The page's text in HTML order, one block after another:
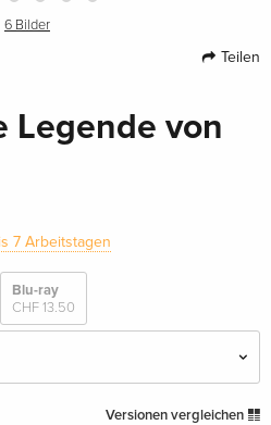
6 Bilder
Teilen
Legende von
7 Arbeitstagen
Blu-ray
CHF 13.50
CHF 11.50
Versionen vergleichen